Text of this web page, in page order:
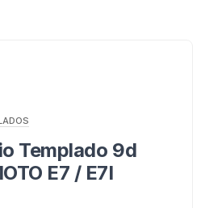
Templado 9d
E7 / E7I